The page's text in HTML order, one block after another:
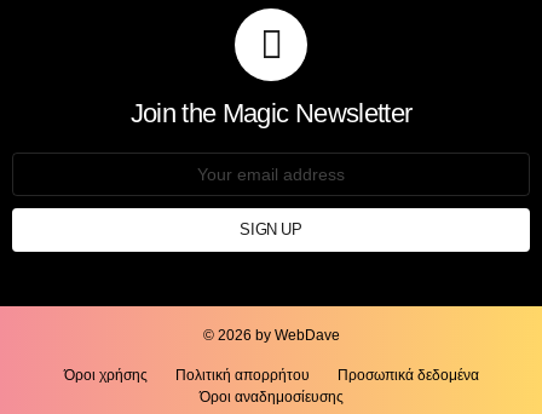
Join the Magic Newsletter
© 2026 by WebDave
Όροι χρήσης Πολιτική απορρήτου
Προσωπικά δεδομένα
Όροι αναδημοσίευσης